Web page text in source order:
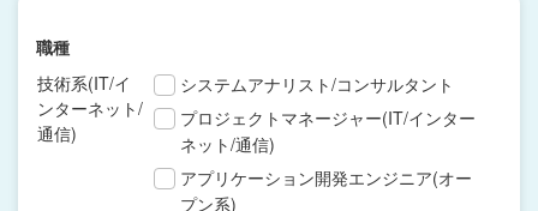
職種
技術系(IT/イ
ンターネット/
通信)
システムアナリスト/コンサルタント
プロジェクトマネージャー(IT/インター
ネット/通信)
アプリケーション開発エンジニア(オー
プン系)